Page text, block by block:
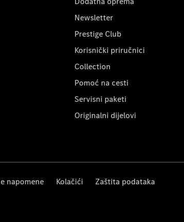
Newsletter
Prestige Club
Korisnički priručnici
Collection
Pomoć na cesti
Servisni paketi
Originalni dijelovi
napomene Kolačići Zaštita podataka